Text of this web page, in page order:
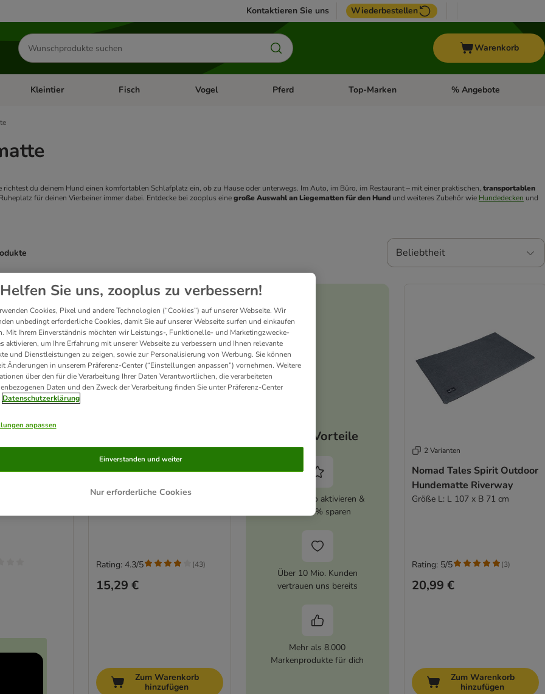
Kontaktieren Sie uns Wiederbestellen
Produkte
suchen
Warenkorb
& Zubehör
Kategorie-Menü öffnen: Hundefutter & Zubehör
Kleintier Kategorie-Menü öffnen: Kleintier
Fisch Kategorie-Menü öffnen: Fisch
Vogel Kategorie-Menü öffnen: Vogel
Pferd Kategorie-Menü öffnen: Pferd
Top-Marken Kategorie-Menü öffnen:
% Angebote
richtest du deinem Hund einen komfortablen Schlafplatz ein, ob zu Hause oder unterwegs. Im Auto, im Büro, im Restaurant – mit einer praktischen, transportablen
für deinen Vierbeiner immer dabei. Entdecke bei zooplus eine große Auswahl an Liegematten für den Hund und weiteres Zubehör wie Hundedecken
Beliebtheit
been changed
2 Varianten
Nomad Tales Spirit Outdoor
L 74 x B 46 x H 7 cm
15,29 €
Rating: 4.3/5 (43)
Zum Warenkorb
hinzufügen
Deine Vorteile
zooplus Abo aktivieren &
immer 5% sparen
Über 10 Mio. Kunden
vertrauen uns bereits
Mehr als 8.000
Markenprodukte für dich
2 Varianten
Nomad Tales Spirit Outdoor
Hundematte Riverway
Größe L: L 107 x B 71 cm
20,99 €
Rating: 5/5 (3)
Zum Warenkorb
hinzufügen
Helfen Sie uns, zooplus zu verbessern!
Cookies, Pixel und andere Technologien (“Cookies”) auf unserer Webseite. Wir
unbedingt erforderliche Cookies, damit Sie auf unserer Webseite surfen und einkaufen
Mit Ihrem Einverständnis möchten wir Leistungs-, Funktionelle- und Marketingzwecke-
aktivieren, um Ihre Erfahrung mit unserer Webseite zu verbessern und Ihnen relevante
und Dienstleistungen zu zeigen, sowie zur Personalisierung von Werbung. Sie können
Änderungen in unserem Präferenz-Center (“Einstellungen anpassen”) vornehmen. Weitere
über den für die Verarbeitung Ihrer Daten Verantwortlichen, die verarbeiteten
Daten und den Zweck der Verarbeitung finden Sie unter Präferenz-Center
Datenschutzerklärung
anpassen
Nur erforderliche Cookies
Einverstanden und weiter